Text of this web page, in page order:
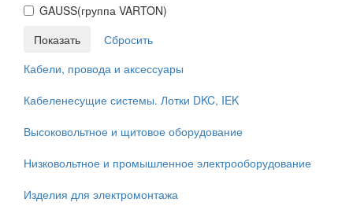
GAUSS(группа VARTON)
Кабели, провода и аксессуары
Кабеленесущие системы. Лотки DKC, IEK
Высоковольтное и щитовое оборудование
Низковольтное и промышленное электрооборудование
Изделия для электромонтажа